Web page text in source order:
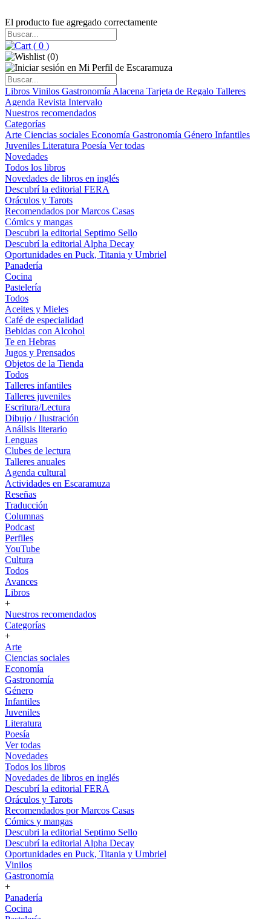
El producto fue agregado correctamente
( 0 )
(0)
Libros Vinilos Gastronomía Alacena Tarjeta de Regalo Talleres
Agenda Revista Intervalo
Nuestros recomendados
Categorías
Arte Ciencias sociales Economía Gastronomía Género Infantiles
Juveniles Literatura Poesía Ver todas
Novedades
Todos los libros
Novedades de libros en inglés
Descubrí la editorial FERA
Oráculos y Tarots
Recomendados por Marcos Casas
Cómics y mangas
Descubri la editorial Septimo Sello
Descubrí la editorial Alpha Decay
Oportunidades en Puck, Titania y Umbriel
Panadería
Cocina
Pastelería
Todos
Aceites y Mieles
Café de especialidad
Bebidas con Alcohol
Te en Hebras
Jugos y Prensados
Objetos de la Tienda
Todos
Talleres infantiles
Talleres juveniles
Escritura/Lectura
Dibujo / Ilustración
Análisis literario
Lenguas
Clubes de lectura
Talleres anuales
Agenda cultural
Actividades en Escaramuza
Reseñas
Traducción
Columnas
Podcast
Perfiles
YouTube
Cultura
Todos
Avances
Libros
+
Nuestros recomendados
Categorías
+
Arte
Ciencias sociales
Economía
Gastronomía
Género
Infantiles
Juveniles
Literatura
Poesía
Ver todas
Novedades
Todos los libros
Novedades de libros en inglés
Descubrí la editorial FERA
Oráculos y Tarots
Recomendados por Marcos Casas
Cómics y mangas
Descubri la editorial Septimo Sello
Descubrí la editorial Alpha Decay
Oportunidades en Puck, Titania y Umbriel
Vinilos
Gastronomía
+
Panadería
Cocina